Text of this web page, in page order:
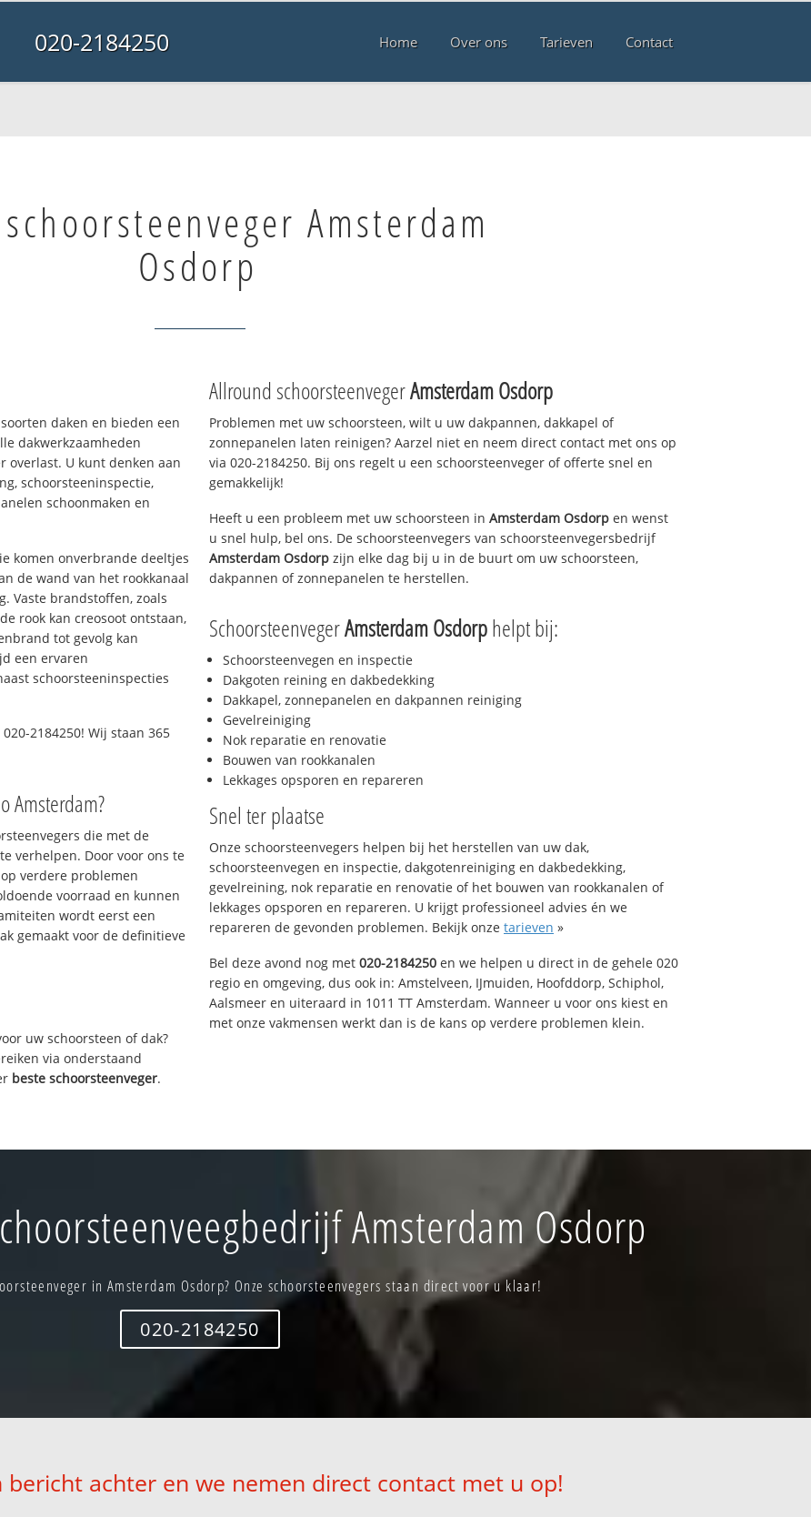
020-2184250 Home Over ons Tarieven Contact
Amsterdam
Osdorp
daken en bieden een
dakwerkzaamheden
overlast. U kunt denken aan
schoorsteeninspectie,
schoonmaken en
komen onverbrande deeltjes
de wand van het rookkanaal
Vaste brandstoffen, zoals
rook kan creosoot ontstaan,
tot gevolg kan
een ervaren
schoorsteeninspecties
2184250! Wij staan 365
Amsterdam?
die met de
verhelpen. Door voor ons te
verdere problemen
voorraad en kunnen
wordt eerst een
gemaakt voor de definitieve
uw schoorsteen of dak?
via onderstaand
beste schoorsteenveger.
Allround schoorsteenvegerAmsterdam Osdorp
Problemen met uw schoorsteen, wilt u uw dakpannen, dakkapel of
zonnepanelen laten reinigen? Aarzel niet en neem direct contact met ons op
via 020-2184250. Bij ons regelt u een schoorsteenveger of offerte snel en
gemakkelijk!
Heeft u een probleem met uw schoorsteen in Amsterdam Osdorp en wenst
u snel hulp, bel ons. De schoorsteenvegers van schoorsteenvegersbedrijf
Amsterdam Osdorp zijn elke dag bij u in de buurt om uw schoorsteen,
dakpannen of zonnepanelen te herstellen.
SchoorsteenvegerAmsterdam Osdorphelpt bij:
Schoorsteenvegen en inspectie
Dakgoten reining en dakbedekking
Dakkapel, zonnepanelen en dakpannen reiniging
Gevelreiniging
Nok reparatie en renovatie
Bouwen van rookkanalen
Lekkages opsporen en repareren
Snel ter plaatse
Onze schoorsteenvegers helpen bij het herstellen van uw dak,
schoorsteenvegen en inspectie, dakgotenreiniging en dakbedekking,
gevelreining, nok reparatie en renovatie of het bouwen van rookkanalen of
lekkages opsporen en repareren. U krijgt professioneel advies én we
repareren de gevonden problemen. Bekijk onze tarieven »
Bel deze avond nog met 020-2184250 en we helpen u direct in de gehele 020
regio en omgeving, dus ook in: Amstelveen, IJmuiden, Hoofddorp, Schiphol,
Aalsmeer en uiteraard in 1011 TT Amsterdam. Wanneer u voor ons kiest en
met onze vakmensen werkt dan is de kans op verdere problemen klein.
Amsterdam Osdorp
in Amsterdam Osdorp? Onze schoorsteenvegers staan direct voor u klaar!
020-2184250
bericht achter en we nemen direct contact met u op!